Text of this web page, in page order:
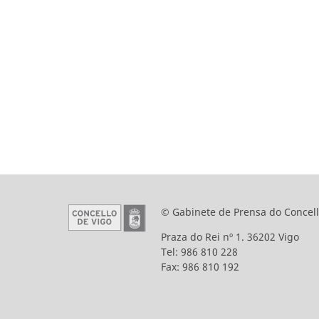
© Gabinete de Prensa do
Praza do Rei nº 1. 36202 Vigo
Tel: 986 810 228
Fax: 986 810 192